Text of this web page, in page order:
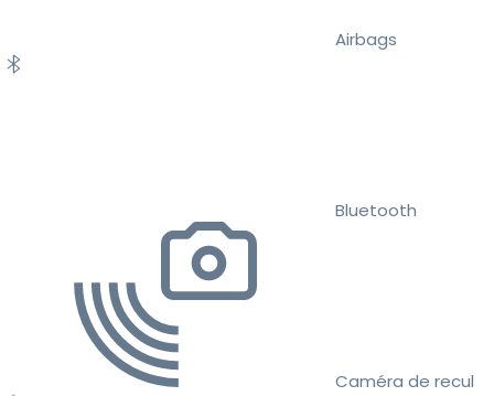
Airbags
Bluetooth
Caméra de recul